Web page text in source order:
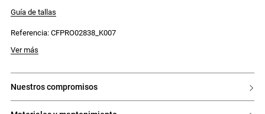
- Cintura ajustada por un elástico
- Largo midi
Guía de tallas
Referencia: CFPRO02838_K007
Ver más
nuestros compromisos